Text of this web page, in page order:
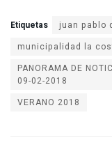
Etiquetas juan pablo
municipalidad la
PANORAMA DE
09-02-2018
VERANO 2018